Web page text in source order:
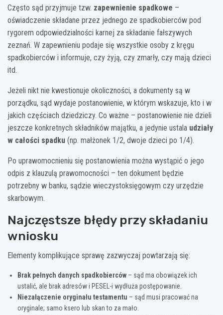
Często sąd przyjmuje tzw. zapewnienie spadkowe –
oświadczenie składane przez jednego ze spadkobierców pod
rygorem odpowiedzialności karnej za składanie fałszywych
zeznań. W zapewnieniu podaje się wszystkie osoby z kręgu
spadkobierców i informuje, czy żyją, czy zmarły, czy mają dzieci
itd.
Jeżeli nikt nie kwestionuje okoliczności, a dokumenty są w
porządku, sąd wydaje postanowienie, w którym wskazuje, kto i w
jakich częściach dziedziczy. Co ważne – postanowienie nie dzieli
jeszcze konkretnych składników majątku, a jedynie ustala udziały
w całości spadku (np. małżonek 1/2, dwoje dzieci po 1/4).
Po uprawomocnieniu się postanowienia można wystąpić o jego
odpis z klauzulą prawomocności – ten dokument będzie
potrzebny w banku, sądzie wieczystoksięgowym czy urzędzie
skarbowym.
Najczęstsze błędy przy składaniu
wniosku
Elementy komplikujące sprawę zazwyczaj powtarzają się:
Brak pełnych danych spadkobierców – sąd ma obowiązek ich
ustalić, ale brak adresów i PESEL-i wydłuża postępowanie.
Niezałączenie oryginału testamentu – sąd musi pracować na
oryginale; samo ksero lub skan to za mało.